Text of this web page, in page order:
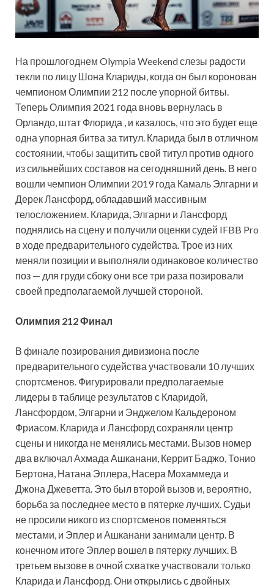
На прошлогоднем Olympia Weekend слезы радости
текли по лицу Шона Клариды, когда он был коронован
чемпионом Олимпии 212 после упорной битвы.
Теперь Олимпия 2021 года вновь вернулась в
Орландо, штат Флорида , и казалось, что это будет еще
одна упорная битва за титул. Кларида был в отличном
состоянии, чтобы защитить свой титул против одного
из сильнейших составов на сегодняшний день. В него
вошли чемпион Олимпии 2019 года Камаль Элгарни и
Дерек Лансфорд, обладавший массивным
телосложением. Кларида, Элгарни и Лансфорд
поднялись на сцену и получили оценки судей IFBB Pro
в ходе предварительного судейства. Трое из них
меняли позиции и выполняли одинаковое количество
поз — для груди сбоку они все три раза позировали
своей предполагаемой лучшей стороной.
Олимпия 212 Финал
В финале позирования дивизиона после
предварительного судейства участвовали 10 лучших
спортсменов. Фигурировали предполагаемые
лидеры в таблице результатов с Кларидой,
Лансфордом, Элгарни и Энджелом Кальдероном
Фриасом. Кларида и Лансфорд сохраняли центр
сцены и никогда не менялись местами. Вызов номер
два включал Ахмада Ашканани, Керрит Баджо, Тонио
Бертона, Натана Эплера, Насера Мохаммеда и
Джона Джеветта. Это был второй вызов и, вероятно,
борьба за последнее место в пятерке лучших. Судьи
не просили никого из спортсменов поменяться
местами, и Эплер и Ашканани занимали центр. В
конечном итоге Эплер вошел в пятерку лучших. В
третьем вызове в очной схватке участвовали только
Кларида и Лансфорд. Они открылись с двойных